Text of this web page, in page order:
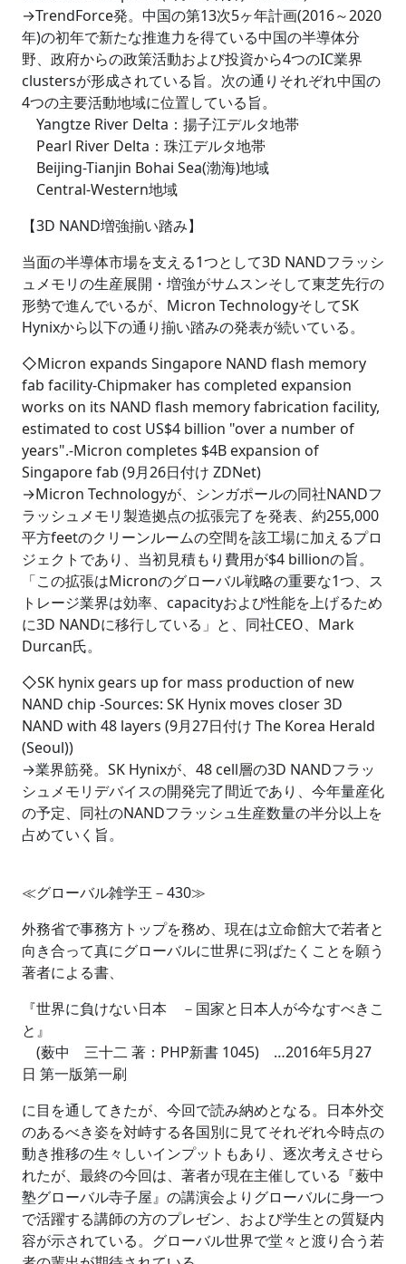
→TrendForce発。中国の第13次5ヶ年計画(2016～2020
年)の初年で新たな推進力を得ている中国の半導体分
野、政府からの政策活動および投資から4つのIC業界
clustersが形成されている旨。次の通りそれぞれ中国の
4つの主要活動地域に位置している旨。
Yangtze River Delta：揚子江デルタ地帯
Pearl River Delta：珠江デルタ地帯
Beijing-Tianjin Bohai Sea(渤海)地域
Central-Western地域
【3D NAND増強揃い踏み】
当面の半導体市場を支える1つとして3D NANDフラッシ
ュメモリの生産展開・増強がサムスンそして東芝先行の
形勢で進んでいるが、Micron TechnologyそしてSK
Hynixから以下の通り揃い踏みの発表が続いている。
◇Micron expands Singapore NAND flash memory
fab facility-Chipmaker has completed expansion
works on its NAND flash memory fabrication facility,
estimated to cost US$4 billion "over a number of
years".-Micron completes $4B expansion of
Singapore fab (9月26日付け ZDNet)
→Micron Technologyが、シンガポールの同社NANDフ
ラッシュメモリ製造拠点の拡張完了を発表、約255,000
平方feetのクリーンルームの空間を該工場に加えるプロ
ジェクトであり、当初見積もり費用が$4 billionの旨。
「この拡張はMicronのグローバル戦略の重要な1つ、ス
トレージ業界は効率、capacityおよび性能を上げるため
に3D NANDに移行している」と、同社CEO、Mark
Durcan氏。
◇SK hynix gears up for mass production of new
NAND chip -Sources: SK Hynix moves closer 3D
NAND with 48 layers (9月27日付け The Korea Herald
(Seoul))
→業界筋発。SK Hynixが、48 cell層の3D NANDフラッ
シュメモリデバイスの開発完了間近であり、今年量産化
の予定、同社のNANDフラッシュ生産数量の半分以上を
占めていく旨。
≪グローバル雑学王－430≫
外務省で事務方トップを務め、現在は立命館大で若者と
向き合って真にグローバルに世界に羽ばたくことを願う
著者による書、
『世界に負けない日本 －国家と日本人が今なすべきこ
と』
(薮中 三十二 著：PHP新書 1045) …2016年5月27
日 第一版第一刷
に目を通してきたが、今回で読み納めとなる。日本外交
のあるべき姿を対峙する各国別に見てそれぞれ今時点の
動き推移の生々しいインプットもあり、逐次考えさせら
れたが、最終の今回は、著者が現在主催している『薮中
塾グローバル寺子屋』の講演会よりグローバルに身一つ
で活躍する講師の方のプレゼン、および学生との質疑内
容が示されている。グローバル世界で堂々と渡り合う若